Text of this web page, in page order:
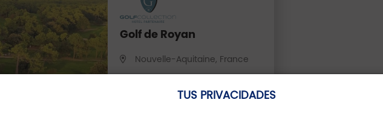
TUS PRIVACIDADES
Golf de Royan
Nouvelle-Aquitaine, France
Distancia : 2 Km